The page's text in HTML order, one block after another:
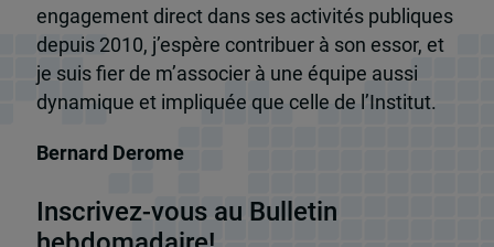
engagement direct dans ses activités publiques
depuis 2010, j’espère contribuer à son essor, et
je suis fier de m’associer à une équipe aussi
dynamique et impliquée que celle de l’Institut.
Bernard Derome
Inscrivez-vous au Bulletin